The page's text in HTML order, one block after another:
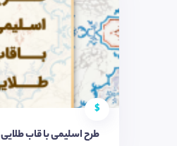
$
طرح اسلیمی با قاب طلایی